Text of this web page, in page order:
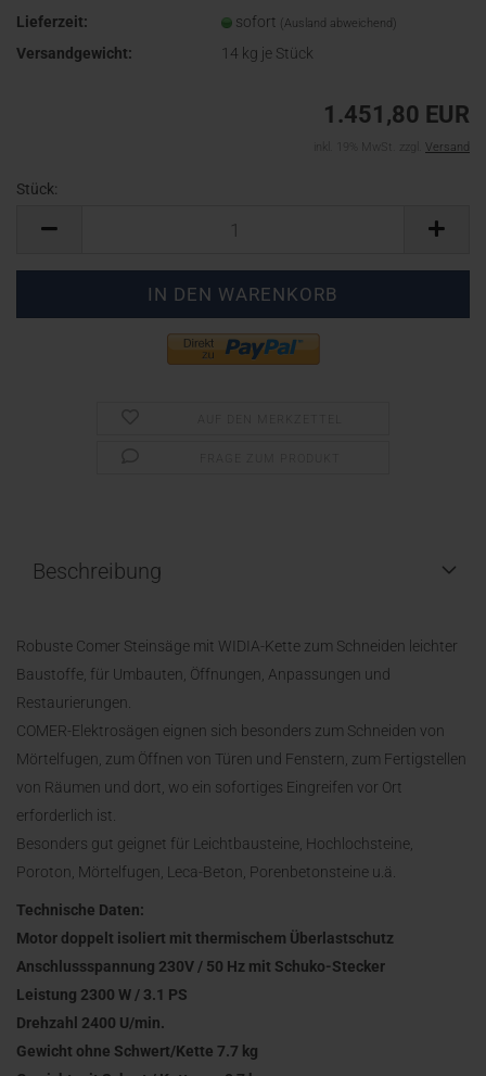
Lieferzeit:
sofort (Ausland abweichend)
Versandgewicht: 14 kg je Stück
1.451,80 EUR
inkl. 19% MwSt. zzgl. Versand
Stück:
Beschreibung
Robuste Comer Steinsäge mit WIDIA-Kette zum Schneiden leichter
Baustoffe, für Umbauten, Öffnungen, Anpassungen und
Restaurierungen.
COMER-Elektrosägen eignen sich besonders zum Schneiden von
Mörtelfugen, zum Öffnen von Türen und Fenstern, zum Fertigstellen
von Räumen und dort, wo ein sofortiges Eingreifen vor Ort
erforderlich ist.
Besonders gut geignet für Leichtbausteine, Hochlochsteine,
Poroton, Mörtelfugen, Leca-Beton, Porenbetonsteine u.ä.
Technische Daten:
Motor doppelt isoliert mit thermischem Überlastschutz
Anschlussspannung 230V / 50 Hz mit Schuko-Stecker
Leistung 2300 W / 3.1 PS
Drehzahl 2400 U/min.
Gewicht ohne Schwert/Kette 7.7 kg